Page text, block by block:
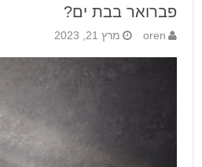
פברואר בבת ים?
oren מרץ 21, 2023